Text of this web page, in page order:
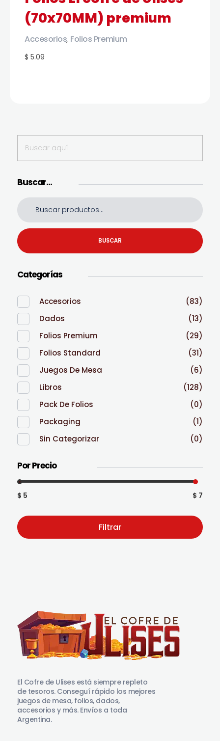
(70x70MM) premium
$ 5.09
Accesorios, Folios Premium
Buscar…
BUSCAR
Categorías
Accesorios
(83)
Dados
(13)
Folios Premium
(29)
Folios Standard
(31)
Juegos De Mesa
(6)
Libros
(128)
Pack De Folios
(0)
Packaging
(1)
Sin Categorizar
(0)
Por Precio
$ 5 $ 7
Filtrar
El Cofre de Ulises está siempre repleto
de tesoros. Conseguí rápido los mejores
juegos de mesa, folios, dados,
accesorios y más. Envíos a toda
Argentina.